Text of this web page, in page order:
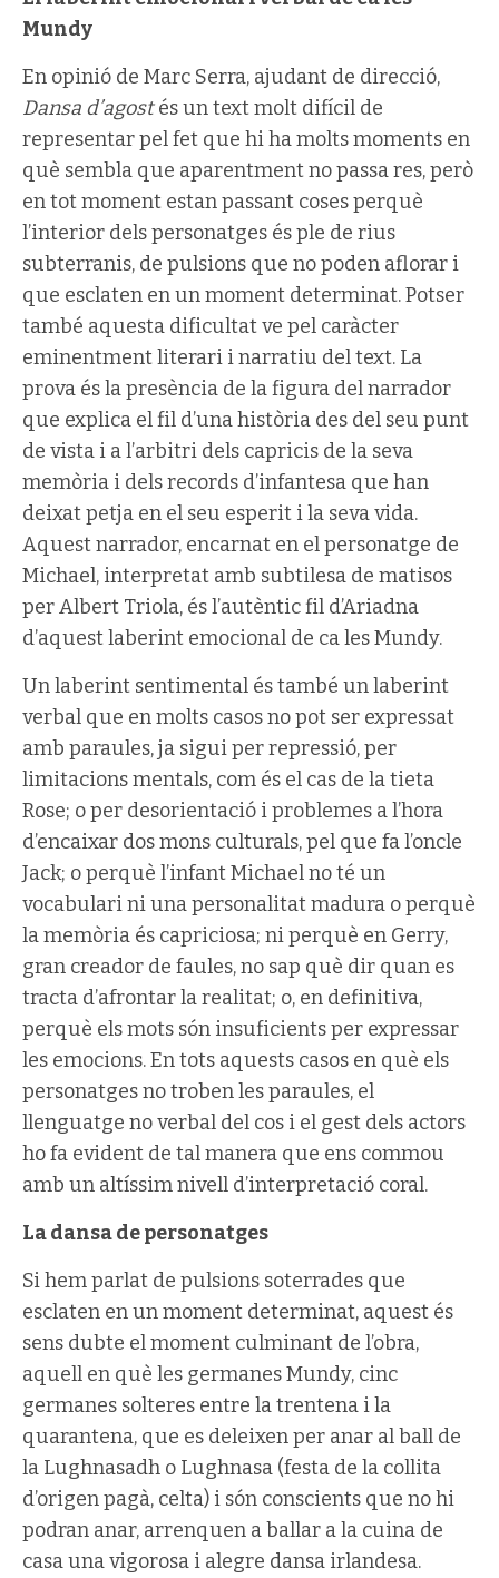
Mundy
En opinió de Marc Serra, ajudant de direcció,
Dansa d’agostés un text molt difícil de
representar pel fet que hi ha molts moments en
què sembla que aparentment no passa res, però
en tot moment estan passant coses perquè
l’interior dels personatges és ple de rius
subterranis, de pulsions que no poden aflorar i
que esclaten en un moment determinat. Potser
també aquesta dificultat ve pel caràcter
eminentment literari i narratiu del text. La
prova és la presència de la figura del narrador
que explica el fil d’una història des del seu punt
de vista i a l’arbitri dels capricis de la seva
memòria i dels records d’infantesa que han
deixat petja en el seu esperit i la seva vida.
Aquest narrador, encarnat en el personatge de
Michael, interpretat amb subtilesa de matisos
per Albert Triola, és l’autèntic fil d’Ariadna
d’aquest laberint emocional de ca les Mundy.
Un laberint sentimental és també un laberint
verbal que en molts casos no pot ser expressat
amb paraules, ja sigui per repressió, per
limitacions mentals, com és el cas de la tieta
Rose; o per desorientació i problemes a l’hora
d’encaixar dos mons culturals, pel que fa l’oncle
Jack; o perquè l’infant Michael no té un
vocabulari ni una personalitat madura o perquè
la memòria és capriciosa; ni perquè en Gerry,
gran creador de faules, no sap què dir quan es
tracta d’afrontar la realitat; o, en definitiva,
perquè els mots són insuficients per expressar
les emocions. En tots aquests casos en què els
personatges no troben les paraules, el
llenguatge no verbal del cos i el gest dels actors
ho fa evident de tal manera que ens commou
amb un altíssim nivell d’interpretació coral.
La dansa de personatges
Si hem parlat de pulsions soterrades que
esclaten en un moment determinat, aquest és
sens dubte el moment culminant de l’obra,
aquell en què les germanes Mundy, cinc
germanes solteres entre la trentena i la
quarantena, que es deleixen per anar al ball de
la Lughnasadh o Lughnasa (festa de la collita
d’origen pagà, celta) i són conscients que no hi
podran anar, arrenquen a ballar a la cuina de
casa una vigorosa i alegre dansa irlandesa.